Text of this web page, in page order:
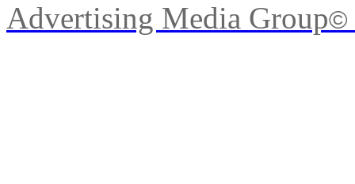
Advertising Media Group©